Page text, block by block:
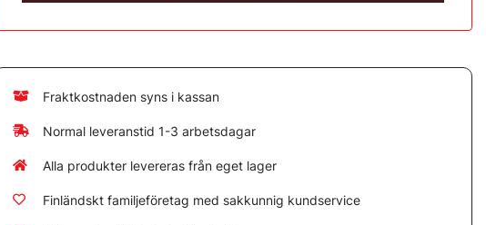
Fraktkostnaden syns i kassan
Normal leveranstid 1-3 arbetsdagar
Alla produkter levereras från eget lager
Finländskt familjeföretag med sakkunnig kundservice